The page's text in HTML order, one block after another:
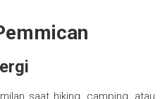
saat hiking, camping, atau